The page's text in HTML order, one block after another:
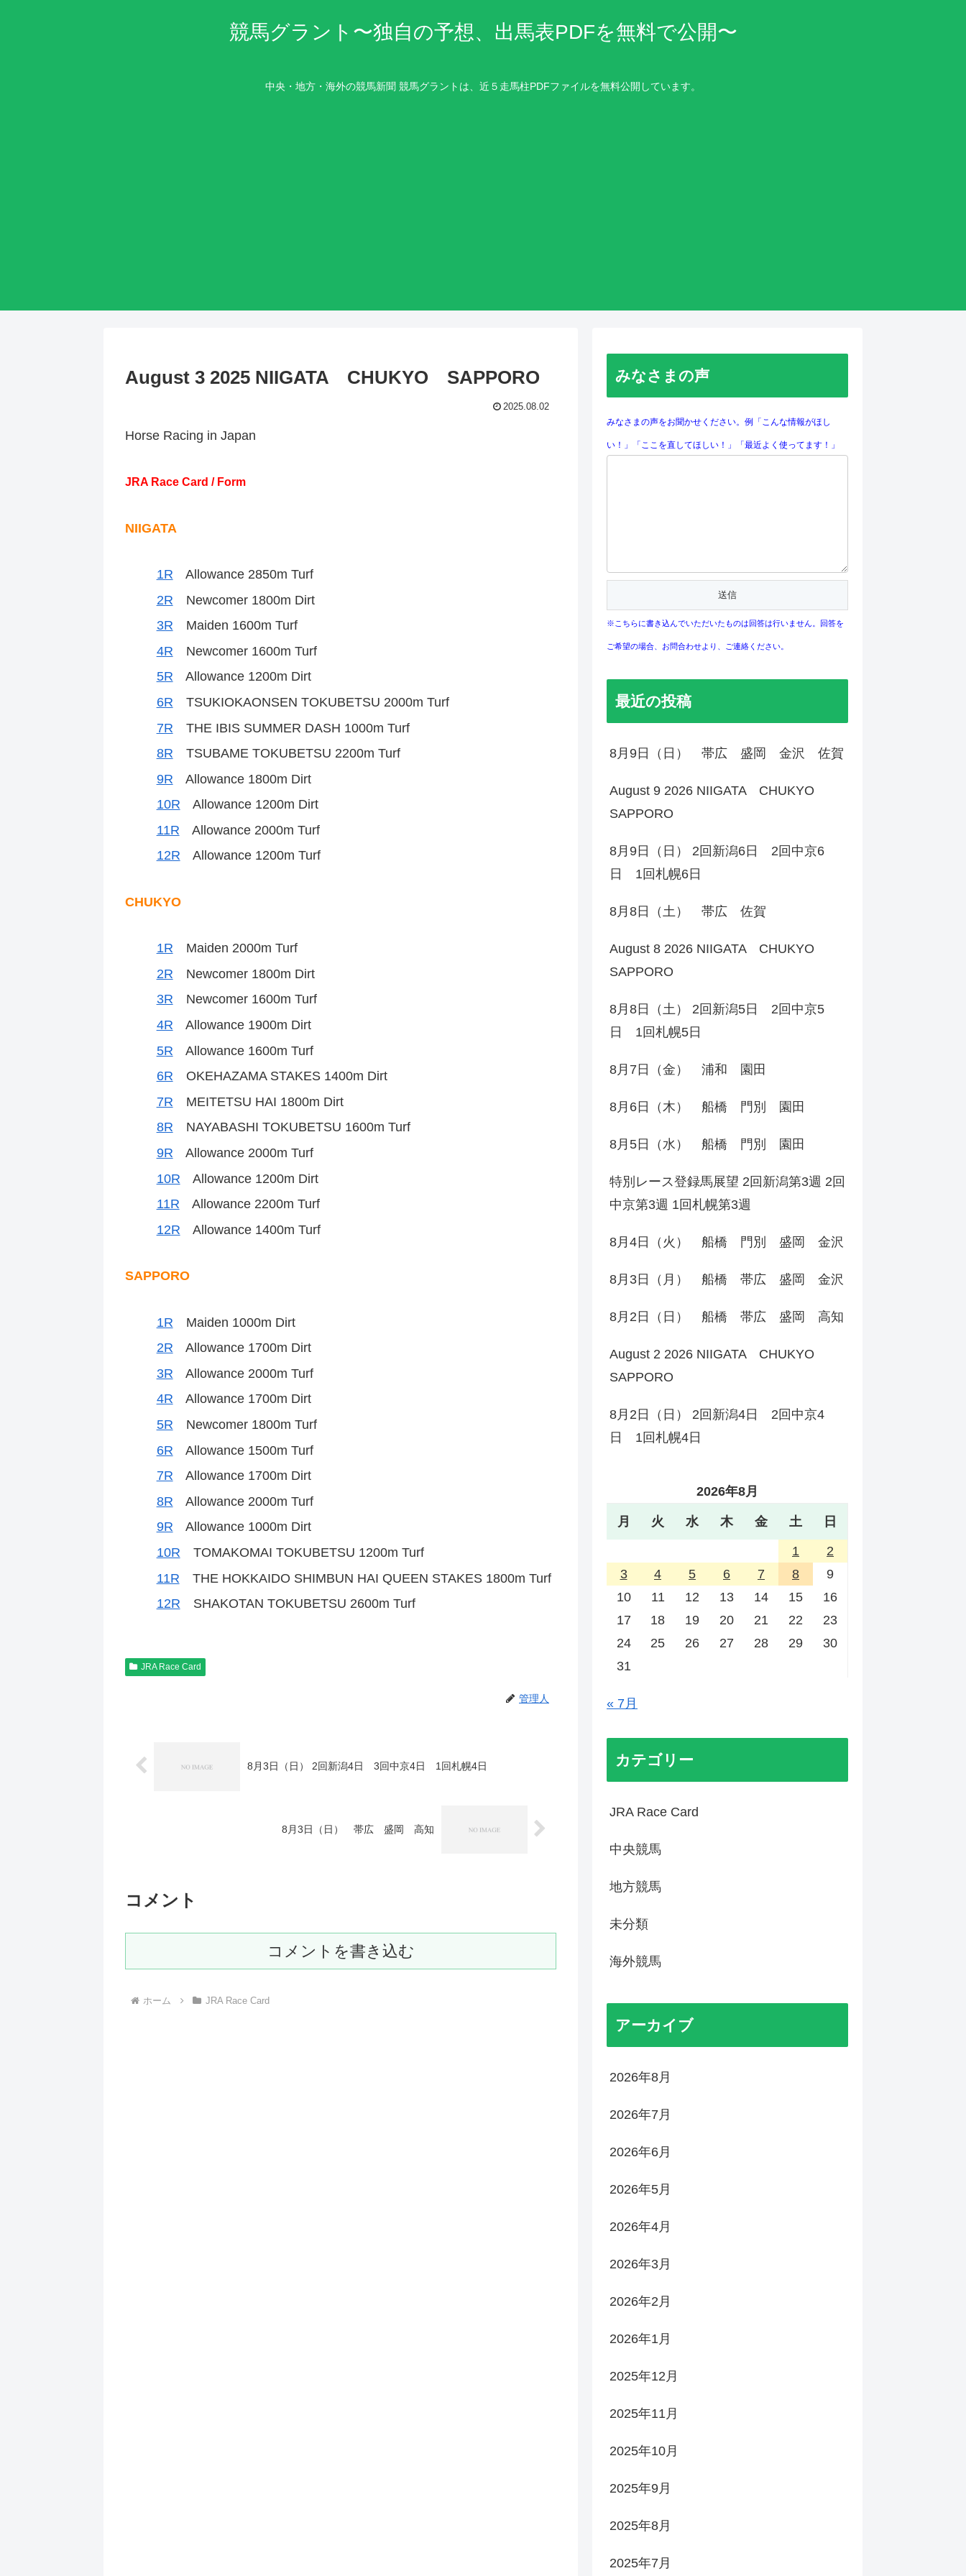
競馬グラント〜独自の予想、出馬表PDFを無料で公開〜
中央・地方・海外の競馬新聞 競馬グラントは、近５走馬柱PDFファイルを無料公開しています。
August 3 2025 NIIGATA CHUKYO SAPPORO
2025.08.02
Horse Racing in Japan
JRA Race Card / Form
NIIGATA
1R Allowance 2850m Turf
2R Newcomer 1800m Dirt
3R Maiden 1600m Turf
4R Newcomer 1600m Turf
5R Allowance 1200m Dirt
6R TSUKIOKAONSEN TOKUBETSU 2000m Turf
7R THE IBIS SUMMER DASH 1000m Turf
8R TSUBAME TOKUBETSU 2200m Turf
9R Allowance 1800m Dirt
10R Allowance 1200m Dirt
11R Allowance 2000m Turf
12R Allowance 1200m Turf
CHUKYO
1R Maiden 2000m Turf
2R Newcomer 1800m Dirt
3R Newcomer 1600m Turf
4R Allowance 1900m Dirt
5R Allowance 1600m Turf
6R OKEHAZAMA STAKES 1400m Dirt
7R MEITETSU HAI 1800m Dirt
8R NAYABASHI TOKUBETSU 1600m Turf
9R Allowance 2000m Turf
10R Allowance 1200m Dirt
11R Allowance 2200m Turf
12R Allowance 1400m Turf
SAPPORO
1R Maiden 1000m Dirt
2R Allowance 1700m Dirt
3R Allowance 2000m Turf
4R Allowance 1700m Dirt
5R Newcomer 1800m Turf
6R Allowance 1500m Turf
7R Allowance 1700m Dirt
8R Allowance 2000m Turf
9R Allowance 1000m Dirt
10R TOMAKOMAI TOKUBETSU 1200m Turf
11R THE HOKKAIDO SHIMBUN HAI QUEEN STAKES 1800m Turf
12R SHAKOTAN TOKUBETSU 2600m Turf
JRA Race Card
管理人
8月3日（日） 2回新潟4日 3回中京4日 1回札幌4日
8月3日（日） 帯広 盛岡 高知
コメント
コメントを書き込む
ホーム JRA Race Card
みなさまの声
みなさまの声をお聞かせください。例「こんな情報がほし
い！」「ここを直してほしい！」「最近よく使ってます！」
※こちらに書き込んでいただいたものは回答は行いません。回答を
ご希望の場合、お問合わせより、ご連絡ください。
最近の投稿
8月9日（日） 帯広 盛岡 金沢 佐賀
August 9 2026 NIIGATA CHUKYO
SAPPORO
8月9日（日） 2回新潟6日 2回中京6
日 1回札幌6日
8月8日（土） 帯広 佐賀
August 8 2026 NIIGATA CHUKYO
SAPPORO
8月8日（土） 2回新潟5日 2回中京5
日 1回札幌5日
8月7日（金） 浦和 園田
8月6日（木） 船橋 門別 園田
8月5日（水） 船橋 門別 園田
特別レース登録馬展望 2回新潟第3週 2回
中京第3週 1回札幌第3週
8月4日（火） 船橋 門別 盛岡 金沢
8月3日（月） 船橋 帯広 盛岡 金沢
8月2日（日） 船橋 帯広 盛岡 高知
August 2 2026 NIIGATA CHUKYO
SAPPORO
8月2日（日） 2回新潟4日 2回中京4
日 1回札幌4日
2026年8月
月 火 水 木 金 土 日
1
2
3
4 5 6 7 8
9
10
11 12 13 14 15
16
17
18 19 20 21 22
23
24
25 26 27 28 29
30
31
« 7月
カテゴリー
JRA Race Card
中央競馬
地方競馬
未分類
海外競馬
アーカイブ
2026年8月
2026年7月
2026年6月
2026年5月
2026年4月
2026年3月
2026年2月
2026年1月
2025年12月
2025年11月
2025年10月
2025年9月
2025年8月
2025年7月